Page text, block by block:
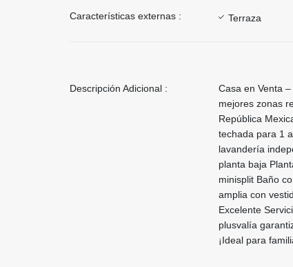
Características externas : Terraza
Descripción Adicional :
Casa en Venta
mejores zonas
República
techada para 1
lavandería
planta baja
minisplit Baño
amplia con
Excelente
plusvalía
¡Ideal para